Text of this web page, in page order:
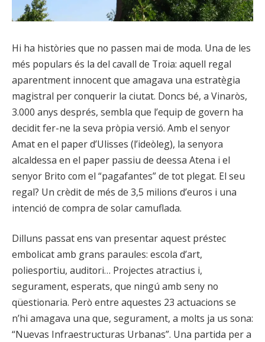
Hi ha històries que no passen mai de moda. Una de les
més populars és la del cavall de Troia: aquell regal
aparentment innocent que amagava una estratègia
magistral per conquerir la ciutat. Doncs bé, a Vinaròs,
3.000 anys després, sembla que l’equip de govern ha
decidit fer-ne la seva pròpia versió. Amb el senyor
Amat en el paper d’Ulisses (l’ideòleg), la senyora
alcaldessa en el paper passiu de deessa Atena i el
senyor Brito com el “pagafantes” de tot plegat. El seu
regal? Un crèdit de més de 3,5 milions d’euros i una
intenció de compra de solar camuflada.
Dilluns passat ens van presentar aquest préstec
embolicat amb grans paraules: escola d’art,
poliesportiu, auditori… Projectes atractius i,
segurament, esperats, que ningú amb seny no
qüestionaria. Però entre aquestes 23 actuacions se
n’hi amagava una que, segurament, a molts ja us sona:
“Nuevas Infraestructuras Urbanas”. Una partida per a